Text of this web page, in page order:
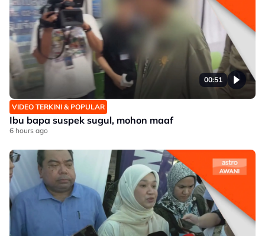
00:51
VIDEO TERKINI & POPULAR
Ibu bapa suspek sugul, mohon maaf
6 hours ago